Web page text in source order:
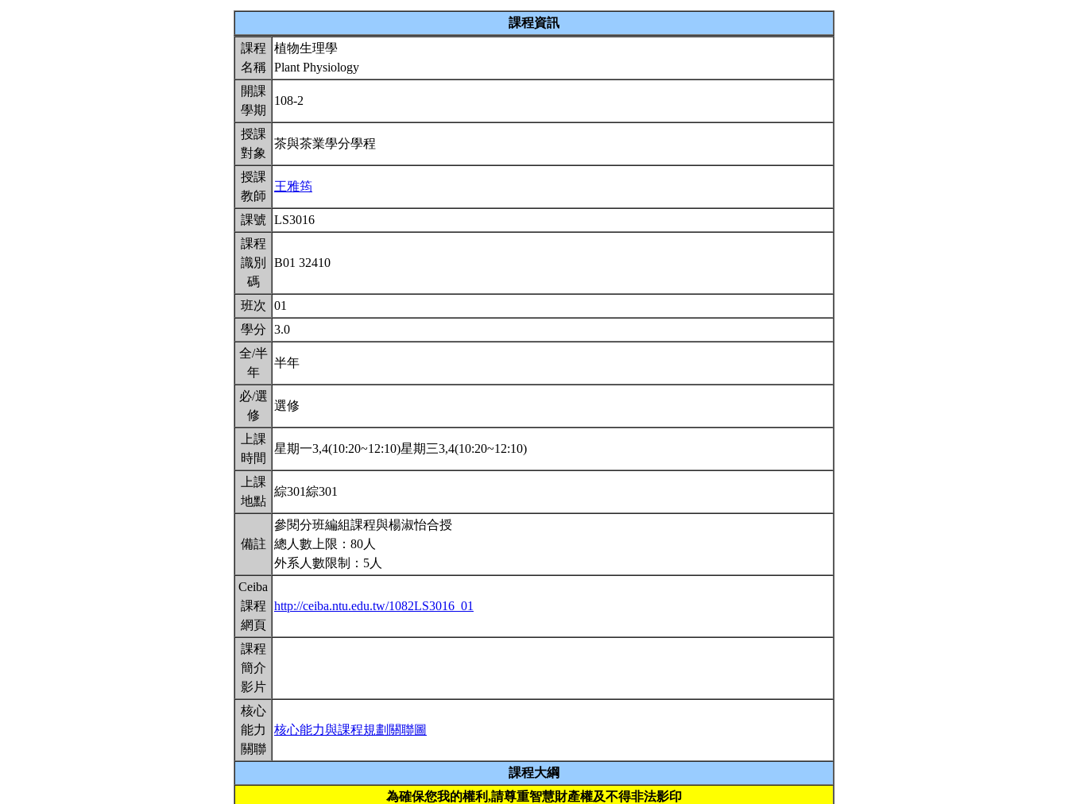
課程資訊
課程
名稱
植物生理學
Plant Physiology
開課
學期
108-2
授課
對象
茶與茶業學分學程
授課
教師
王雅筠
課號
LS3016
課程
識別
碼
B01 32410
班次
01
學分
3.0
全/半
年
半年
必/選
修
選修
上課
時間
星期一3,4(10:20~12:10)星期三3,4(10:20~12:10)
上課
地點
綜301綜301
備註
參閱分班編組課程與楊淑怡合授
總人數上限：80人
外系人數限制：5人
Ceiba
課程
網頁
http://ceiba.ntu.edu.tw/1082LS3016_01
課程
簡介
影片
核心
能力
關聯
核心能力與課程規劃關聯圖
課程大綱
為確保您我的權利,請尊重智慧財產權及不得非法影印